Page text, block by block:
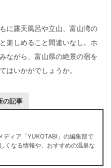
に露天風呂や立山、富山湾の
楽しめること間違いなし。ホ
ながら、富山県の絶景の宿を
はいかがでしょうか。
の記事
ディア「YUKOTABI」の編集部で
くなる情報や、おすすめの温泉な